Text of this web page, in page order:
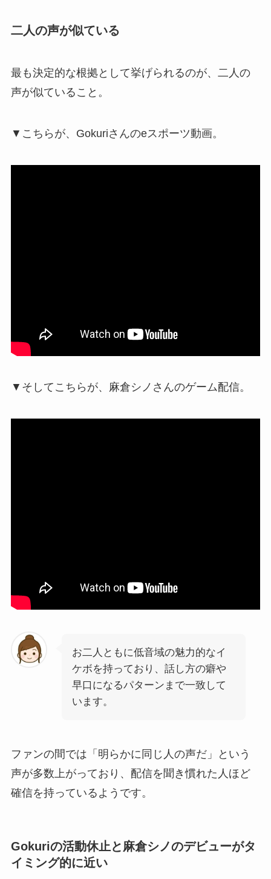
二人の声が似ている
最も決定的な根拠として挙げられるのが、二人の
声が似ていること。
▼こちらが、Gokuriさんのeスポーツ動画。
▼そしてこちらが、麻倉シノさんのゲーム配信。
お二人ともに低音域の魅力的なイ
ケボを持っており、話し方の癖や
早口になるパターンまで一致して
います。
ファンの間では「明らかに同じ人の声だ」という
声が多数上がっており、配信を聞き慣れた人ほど
確信を持っているようです。
Gokuriの活動休止と麻倉シノのデビューがタ
イミング的に近い